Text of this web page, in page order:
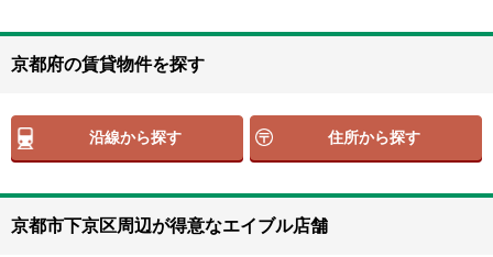
京都府の賃貸物件を探す
沿線から探す 住所から探す
京都市下京区周辺が得意なエイブル店舗